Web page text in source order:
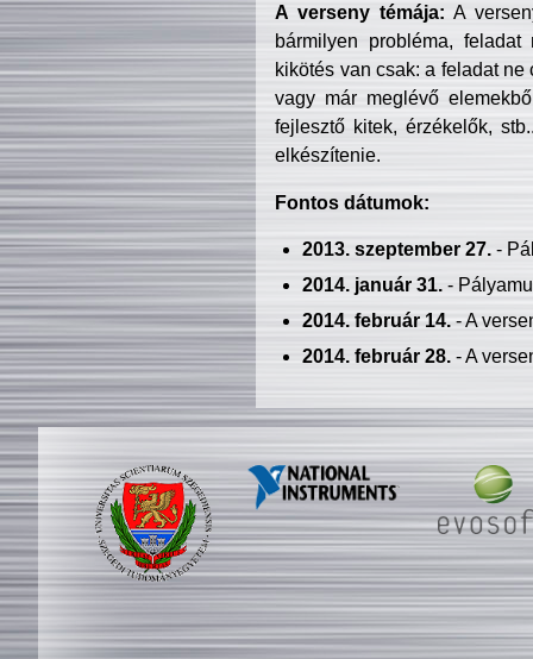
A verseny témája: A
bármilyen probléma, feladat
kikötés van csak: a feladat
vagy már meglévő
fejlesztő kitek, érzékelők,
elkészítenie.
Fontos dátumok:
2013. szeptember 27.-
2014. január 31.-
2014. február 14.- A
2014. február 28.- A